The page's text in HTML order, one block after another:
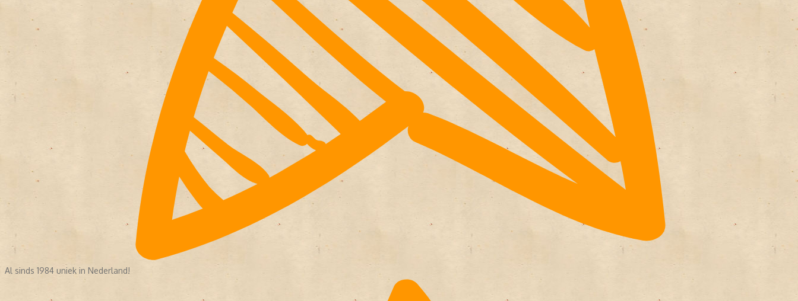
Al sinds 1984 uniek in Nederland!